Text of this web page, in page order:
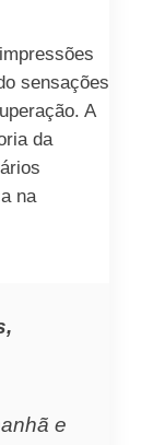
sensações
A
da
na
e